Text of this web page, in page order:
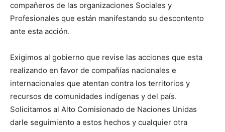
compañeros de las organizaciones Sociales y
Profesionales que están manifestando su descontento
ante esta acción.
Exigimos al gobierno que revise las acciones que esta
realizando en favor de compañías nacionales e
internacionales que atentan contra los territorios y
recursos de comunidades indígenas y del país.
Solicitamos al Alto Comisionado de Naciones Unidas
darle seguimiento a estos hechos y cualquier otra